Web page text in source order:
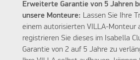
Erweiterte Garantie von 5 Jahren
unsere Monteure: Lassen Sie Ihre
einem autorisierten VILLA-Monteur
registrieren Sie dieses im Isabella
Garantie von 2 auf 5 Jahre zu